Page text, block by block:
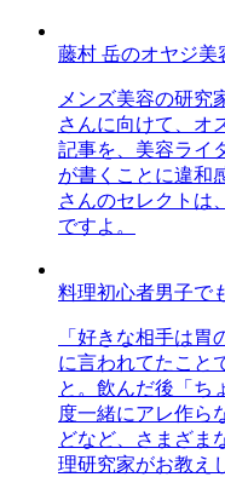
藤村 岳のオヤジ美
メンズ美容の研究
さんに向けて、オ
記事を、美容ライ
が書くことに違和
さんのセレクトは
ですよ。
料理初心者男子で
「好きな相手は
に言われてたこと
と。飲んだ後「ち
度一緒にアレ作ら
どなど、さまざま
理研究家がお教え